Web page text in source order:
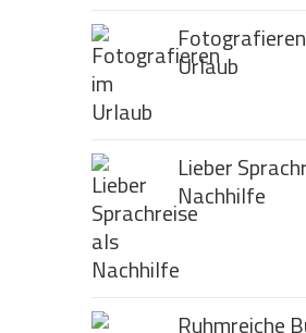
Urlaub
Lieber
Nachhilfe
Ruhmreiche